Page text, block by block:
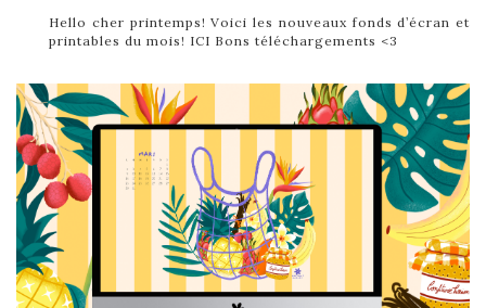
Hello cher printemps! Voici les nouveaux fonds d’écran et
printables du mois! ICI Bons téléchargements <3